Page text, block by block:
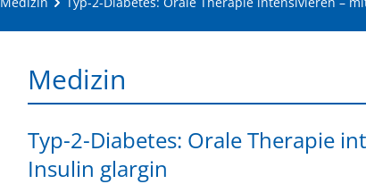
Medizin
Typ-2-Diabetes: Orale Therapie
Insulin glargin